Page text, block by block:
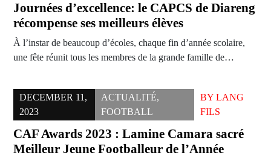
Journées d’excellence: le CAPCS de Diareng
récompense ses meilleurs élèves
À l’instar de beaucoup d’écoles, chaque fin d’année scolaire,
une fête réunit tous les membres de la grande famille de…
DECEMBER 11,
2023
ACTUALITÉ,
FOOTBALL
BYLANG
FILS
CAF Awards 2023 : Lamine Camara sacré
Meilleur Jeune Footballeur de l’Année